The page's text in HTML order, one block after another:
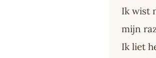
Ik wist
mijn
Ik liet